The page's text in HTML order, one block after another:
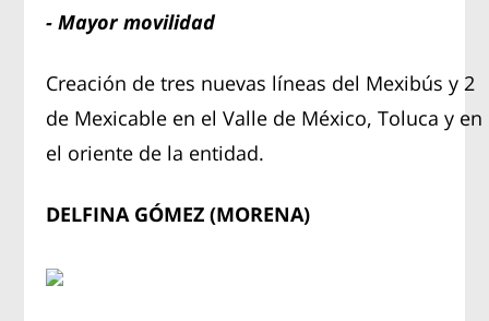
- Mayor movilidad
Creación de tres nuevas líneas del Mexibús y 2
de Mexicable en el Valle de México, Toluca y en
el oriente de la entidad.
DELFINA GÓMEZ (MORENA)